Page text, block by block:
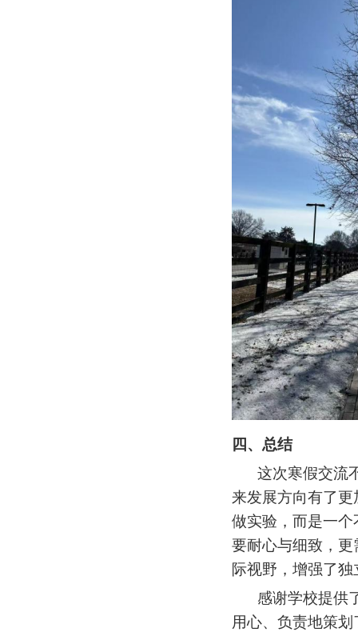
四 、 总结
这次寒假交流
来发展方向有了
做实验，而是一
要耐心与细致，
际视野，增强了
感谢学校提供
用心、负责地策